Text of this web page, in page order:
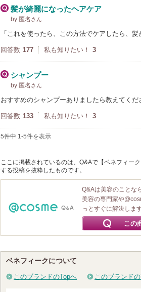
髪が綺麗になったヘアケア
by 匿名 さん
「これを使ったら、この方法でケアしたら、
回答数 177 私も知りたい！ 3
シャンプー
by 匿名 さん
おすすめのシャンプーありましたら教えてくだ
回答数 133 私も知りたい！ 3
5件中 1-5件を表示
ここに掲載されているのは、Q&Aで【ベネフィー
する投稿を抜粋したものです。
Q&Aは美容のことな
美容の専門家や
っとすぐに解決しま
この
ベネフィークについて
このブランドのTopへ このブランド